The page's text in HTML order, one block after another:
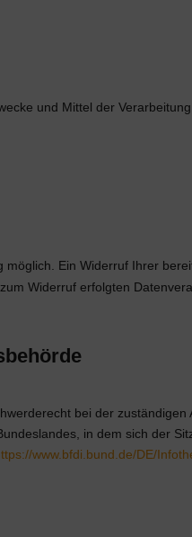
und Mittel der
Ein Widerruf Ihrer
Widerruf erfolgten
bei der
in dem sich der
www.bfdi.bund.de/DE/